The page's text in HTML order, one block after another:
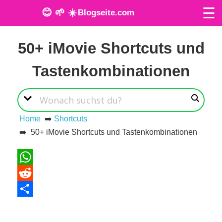
😊 🌱 ☀️Blogseite.com ☰
Veröffentlicht am: 9. Januar 2024
50+ iMovie Shortcuts und
Tastenkombinationen
Home ➡️ Shortcuts
➡️ 50+ iMovie Shortcuts und Tastenkombinationen
WhatsApp
Reddit